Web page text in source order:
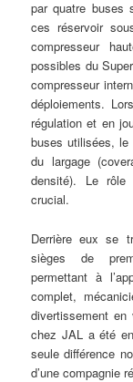
par quatre buses
ces réservoir
compresseur
possibles du
compresseur
déploiements.
régulation et en
buses utilisées,
du largage
densité). Le rôle
crucial.
Derrière eux se
sièges de
permettant à
complet,
divertissement
chez JAL a été
seule différence
d’une compagnie